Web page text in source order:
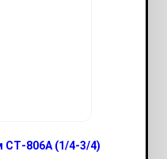
СТ-806А (1/4-3/4)